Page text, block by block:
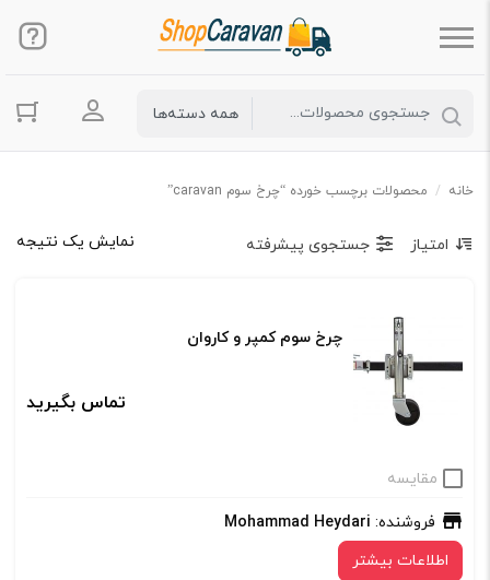
ورود به
خانه / محصولات برچسب خورده “چرخ سوم caravan”
نمایش یک نتیجه امتیاز جستجوی پیشرفته
چرخ سوم کمپر و کاروان
تماس بگیرید
مقایسه
فروشنده: Mohammad Heydari
اطلاعات بیشتر